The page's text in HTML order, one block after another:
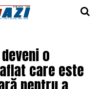
o
care este